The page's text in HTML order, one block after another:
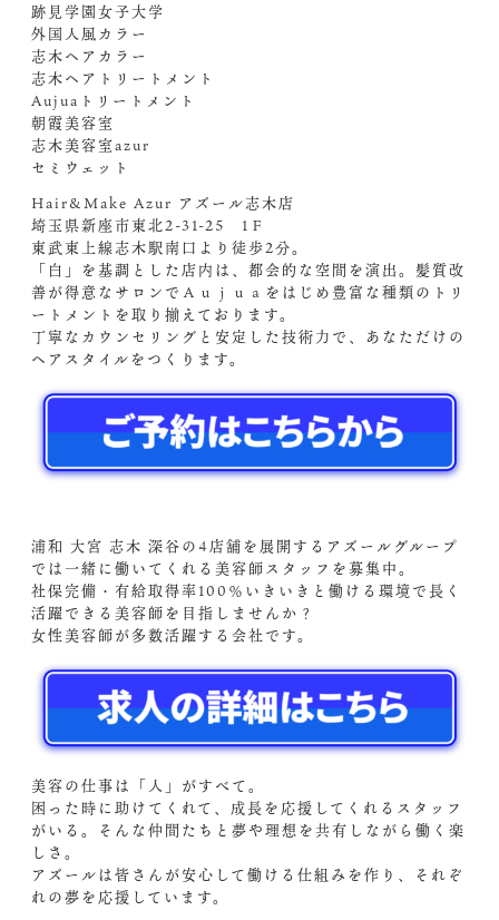
跡見学園女子大学
外国人風カラー
志木ヘアカラー
志木ヘアトリートメント
Aujuaトリートメント
朝霞美容室
志木美容室azur
セミウェット
Hair&Make Azur アズール志木店
埼玉県新座市東北2-31-25 1Ｆ
東武東上線志木駅南口より徒歩2分。
「白」を基調とした店内は、都会的な空間を演出。髪質改
善が得意なサロンでＡｕｊｕａをはじめ豊富な種類のトリ
ートメントを取り揃えております。
丁寧なカウンセリングと安定した技術力で、あなただけの
ヘアスタイルをつくります。
浦和 大宮 志木 深谷の4店舗を展開するアズールグループ
では一緒に働いてくれる美容師スタッフを募集中。
社保完備・有給取得率100％いきいきと働ける環境で長く
活躍できる美容師を目指しませんか？
女性美容師が多数活躍する会社です。
美容の仕事は「人」がすべて。
困った時に助けてくれて、成長を応援してくれるスタッフ
がいる。そんな仲間たちと夢や理想を共有しながら働く楽
しさ。
アズールは皆さんが安心して働ける仕組みを作り、それぞ
れの夢を応援しています。